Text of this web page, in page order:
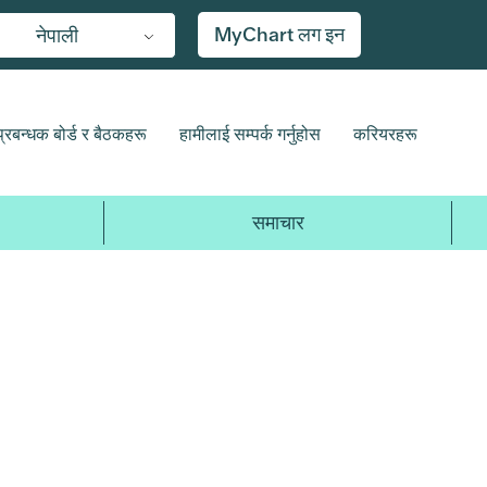
नेपाली MyChart लग इन
बोर्ड र बैठकहरू हामीलाई सम्पर्क गर्नुहोस करियरहरू
समाचार